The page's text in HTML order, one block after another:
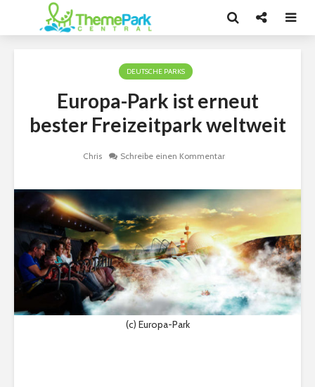
DEUTSCHE PARKS
Europa-Park ist erneut
bester Freizeitpark weltweit
Chris Schreibe einen Kommentar
(c) Europa-Park